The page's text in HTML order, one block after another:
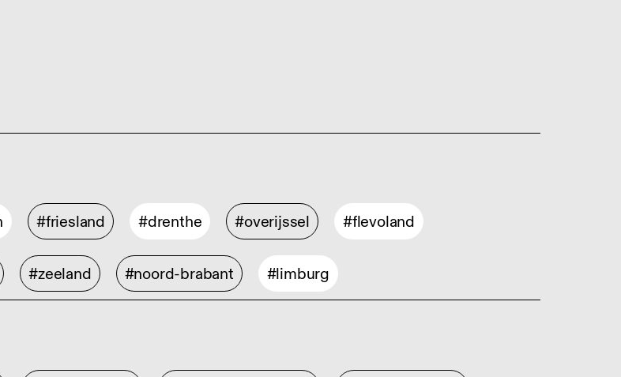
#friesland #drenthe #overijssel #flevoland
#zeeland #noord-brabant #limburg